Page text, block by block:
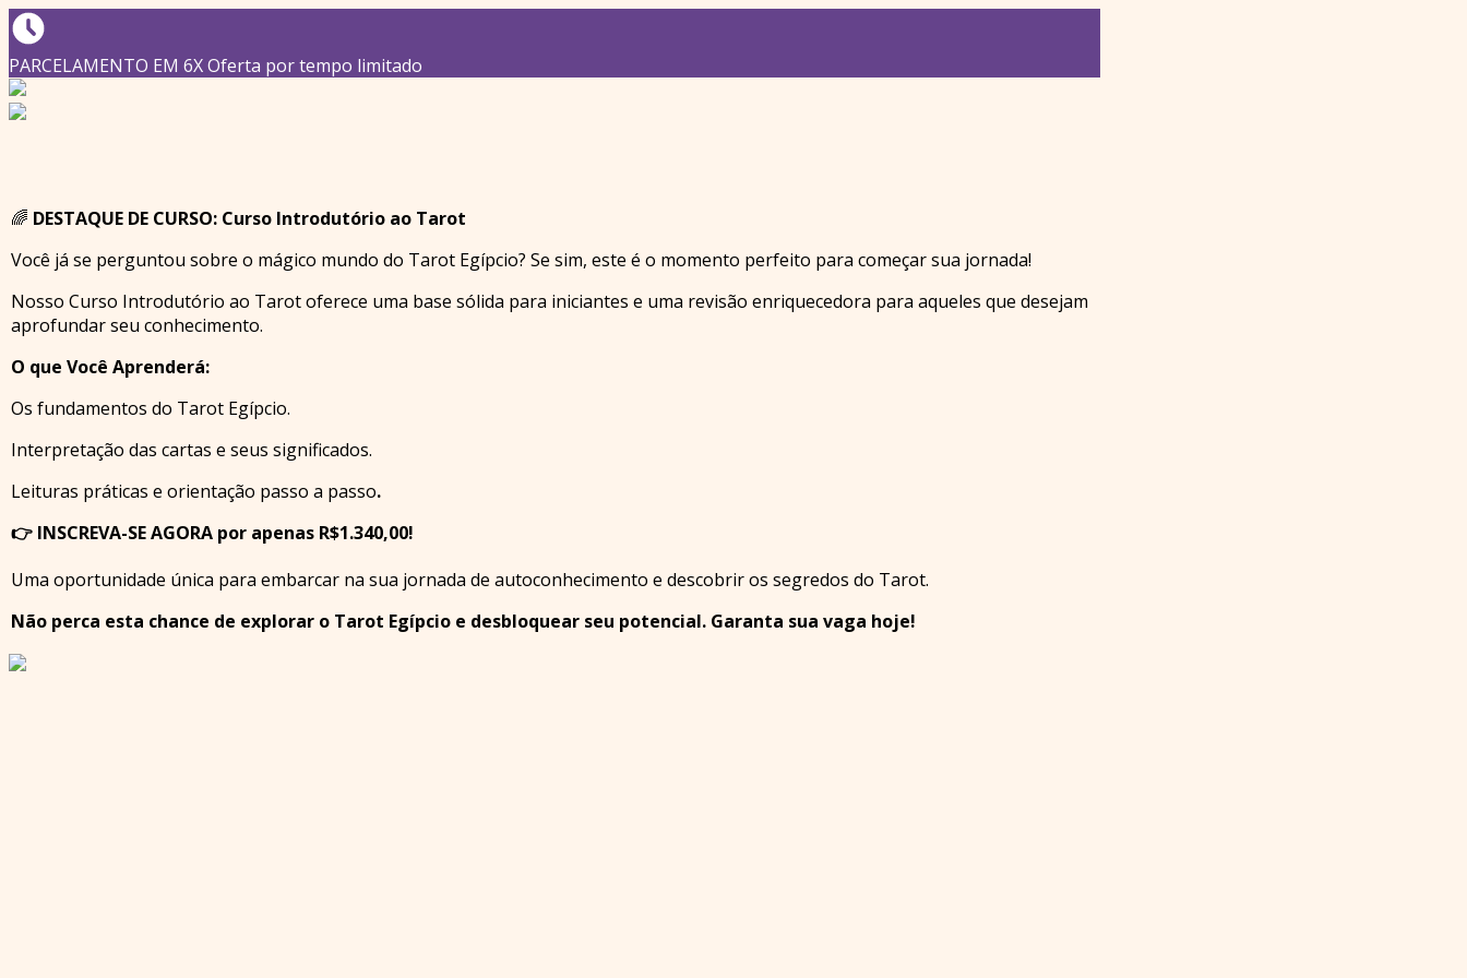
PARCELAMENTO EM 6X Oferta por tempo limitado
🌈 DESTAQUE DE CURSO: Curso Introdutório ao Tarot
Você já se perguntou sobre o mágico mundo do Tarot Egípcio? Se sim, este é o momento perfeito para começar sua jornada!
Nosso Curso Introdutório ao Tarot oferece uma base sólida para iniciantes e uma revisão enriquecedora para aqueles que desejam
aprofundar seu conhecimento.
O que Você Aprenderá:
Os fundamentos do Tarot Egípcio.
Interpretação das cartas e seus significados.
Leituras práticas e orientação passo a passo.
👉 INSCREVA-SE AGORA por apenas R$1.340,00!
Uma oportunidade única para embarcar na sua jornada de autoconhecimento e descobrir os segredos do Tarot.
Não perca esta chance de explorar o Tarot Egípcio e desbloquear seu potencial. Garanta sua vaga hoje!